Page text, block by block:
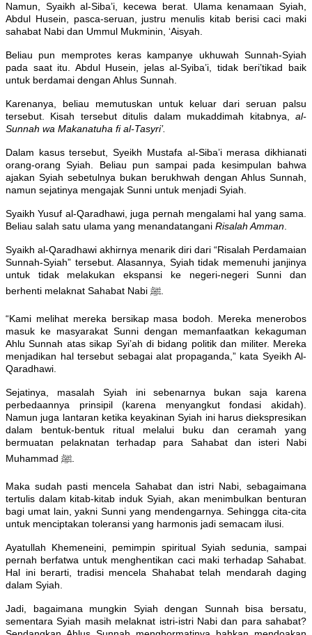
Namun, Syaikh al-Siba’i, kecewa berat. Ulama kenamaan Syiah,
Abdul Husein, pasca-seruan, justru menulis kitab berisi caci maki
sahabat Nabi dan Ummul Mukminin, ‘Aisyah.
Beliau pun memprotes keras kampanye ukhuwah Sunnah-Syiah
pada saat itu. Abdul Husein, jelas al-Syiba’i, tidak beri’tikad baik
untuk berdamai dengan Ahlus Sunnah.
Karenanya, beliau memutuskan untuk keluar dari seruan palsu
tersebut. Kisah tersebut ditulis dalam mukaddimah kitabnya, al-
Sunnah wa Makanatuha fi al-Tasyri’.
Dalam kasus tersebut, Syeikh Mustafa al-Siba’i merasa dikhianati
orang-orang Syiah. Beliau pun sampai pada kesimpulan bahwa
ajakan Syiah sebetulnya bukan berukhwah dengan Ahlus Sunnah,
namun sejatinya mengajak Sunni untuk menjadi Syiah.
Syaikh Yusuf al-Qaradhawi, juga pernah mengalami hal yang sama.
Beliau salah satu ulama yang menandatangani Risalah Amman.
Syaikh al-Qaradhawi akhirnya menarik diri dari “Risalah Perdamaian
Sunnah-Syiah” tersebut. Alasannya, Syiah tidak memenuhi janjinya
untuk tidak melakukan ekspansi ke negeri-negeri Sunni dan
berhenti melaknat Sahabat Nabi ﷺ.
“Kami melihat mereka bersikap masa bodoh. Mereka menerobos
masuk ke masyarakat Sunni dengan memanfaatkan kekaguman
Ahlu Sunnah atas sikap Syi’ah di bidang politik dan militer. Mereka
menjadikan hal tersebut sebagai alat propaganda,” kata Syeikh Al-
Qaradhawi.
Sejatinya, masalah Syiah ini sebenarnya bukan saja karena
perbedaannya prinsipil (karena menyangkut fondasi akidah).
Namun juga lantaran ketika keyakinan Syiah ini harus diekspresikan
dalam bentuk-bentuk ritual melalui buku dan ceramah yang
bermuatan pelaknatan terhadap para Sahabat dan isteri Nabi
Muhammad ﷺ.
Maka sudah pasti mencela Sahabat dan istri Nabi, sebagaimana
tertulis dalam kitab-kitab induk Syiah, akan menimbulkan benturan
bagi umat lain, yakni Sunni yang mendengarnya. Sehingga cita-cita
untuk menciptakan toleransi yang harmonis jadi semacam ilusi.
Ayatullah Khemeneini, pemimpin spiritual Syiah sedunia, sampai
pernah berfatwa untuk menghentikan caci maki terhadap Sahabat.
Hal ini berarti, tradisi mencela Shahabat telah mendarah daging
dalam Syiah.
Jadi, bagaimana mungkin Syiah dengan Sunnah bisa bersatu,
sementara Syiah masih melaknat istri-istri Nabi dan para sahabat?